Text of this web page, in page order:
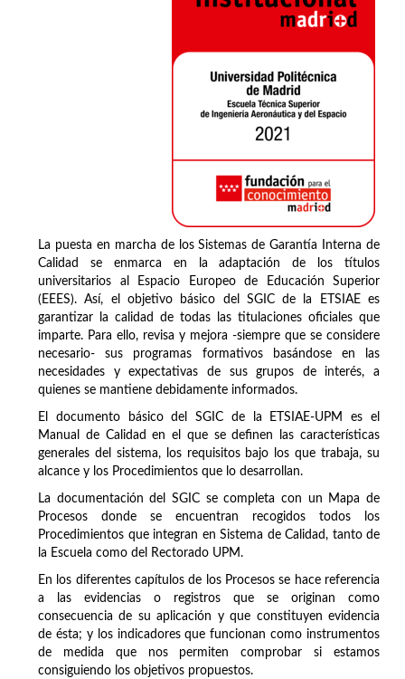
La puesta en marcha de los Sistemas de Garantía Interna de
Calidad se enmarca en la adaptación de los títulos
universitarios al Espacio Europeo de Educación Superior
(EEES). Así, el objetivo básico del SGIC de la ETSIAE es
garantizar la calidad de todas las titulaciones oficiales que
imparte. Para ello, revisa y mejora -siempre que se considere
necesario- sus programas formativos basándose en las
necesidades y expectativas de sus grupos de interés, a
quienes se mantiene debidamente informados.
El documento básico del SGIC de la ETSIAE-UPM es el
Manual de Calidad en el que se definen las características
generales del sistema, los requisitos bajo los que trabaja, su
alcance y los Procedimientos que lo desarrollan.
La documentación del SGIC se completa con un Mapa de
Procesos donde se encuentran recogidos todos los
Procedimientos que integran en Sistema de Calidad, tanto de
la Escuela como del Rectorado UPM.
En los diferentes capítulos de los Procesos se hace referencia
a las evidencias o registros que se originan como
consecuencia de su aplicación y que constituyen evidencia
de ésta; y los indicadores que funcionan como instrumentos
de medida que nos permiten comprobar si estamos
consiguiendo los objetivos propuestos.